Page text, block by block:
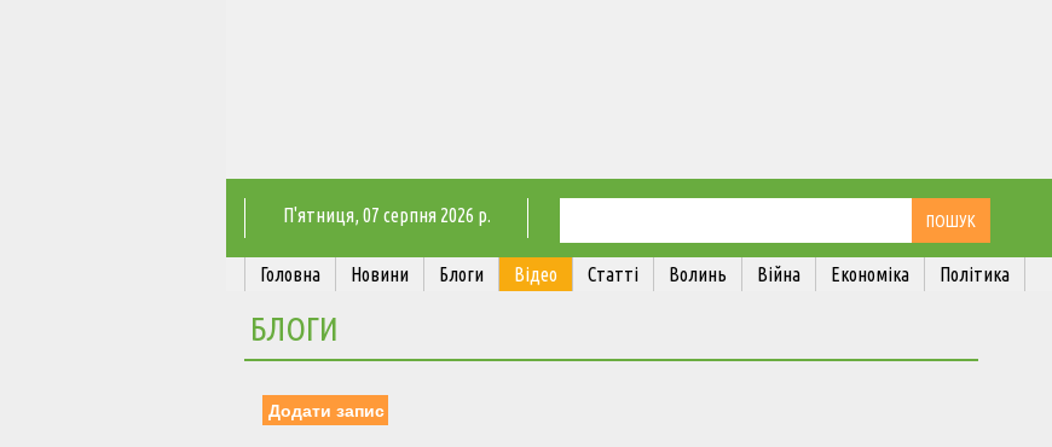
П'ятниця, 07 серпня 2026 р.
Головна Новини Блоги Відео Статті Волинь Війна Економіка Політика
БЛОГИ
Додати запис